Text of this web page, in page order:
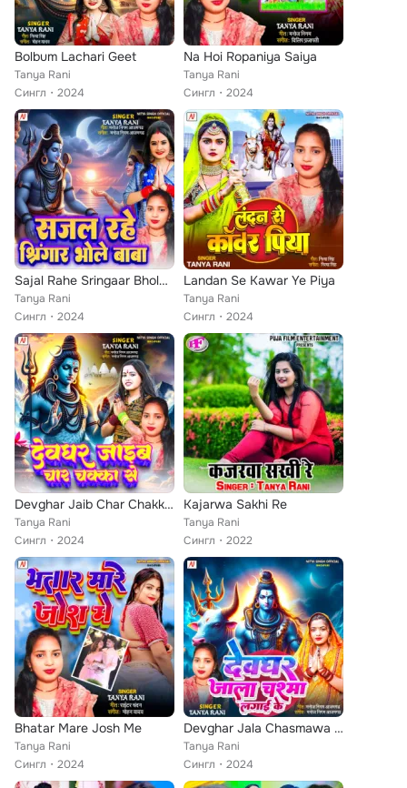
Bolbum Lachari Geet
Tanya Rani
Сингл
2024
Na Hoi Ropaniya Saiya
Tanya Rani
Сингл
2024
Sajal Rahe Sringaar Bhole Baba
Tanya Rani
Сингл
2024
Landan Se Kawar Ye Piya
Tanya Rani
Сингл
2024
Devghar Jaib Char Chakka Se
Tanya Rani
Сингл
2024
Kajarwa Sakhi Re
Tanya Rani
Сингл
2022
Bhatar Mare Josh Me
Tanya Rani
Сингл
2024
Devghar Jala Chasmawa Lagai Ke
Tanya Rani
Сингл
2024